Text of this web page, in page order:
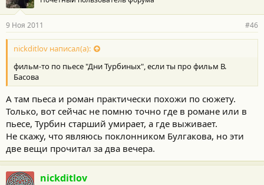
9 Ноя 2011 #46
nickditlov написал(а):
фильм-то по пьесе "Дни Турбиных", если ты про фильм В.
Басова
А там пьеса и роман практически похожи по сюжету.
Только, вот сейчас не помню точно где в романе или в
пьесе, Турбин старший умирает, а где выживает.
Не скажу, что являюсь поклонником Булгакова, но эти
две вещи прочитал за два вечера.
nickditlov